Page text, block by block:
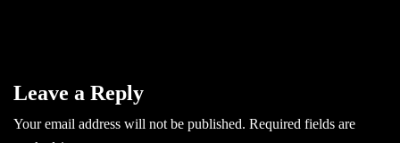
Leave a Reply
Your email address will not be published. Required fields are